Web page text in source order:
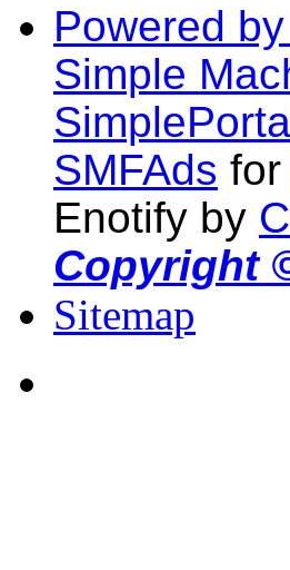
Powered
Simple
SMFAds for
Enotify by
Copyright
Sitemap